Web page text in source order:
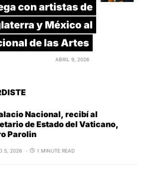
con artistas de
y México al
de las Artes
ABRIL 9, 2026
Nacional, recibí al
de Estado del Vaticano,
Parolin
5, 2026 1 MINUTE READ